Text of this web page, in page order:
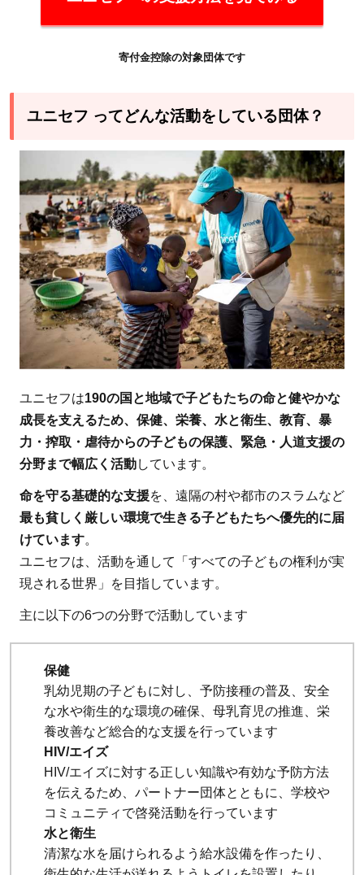
寄付金控除の対象団体です
ユニセフ ってどんな活動をしている団体？
ユニセフは190の国と地域で子どもたちの命と健やかな
成長を支えるため、保健、栄養、水と衛生、教育、暴
力・搾取・虐待からの子どもの保護、緊急・人道支援の
分野まで幅広く活動しています。
命を守る基礎的な支援を、遠隔の村や都市のスラムなど
最も貧しく厳しい環境で生きる子どもたちへ優先的に届
けています。
ユニセフは、活動を通して「すべての子どもの権利が実
現される世界」を目指しています。
主に以下の6つの分野で活動しています
保健
乳幼児期の子どもに対し、予防接種の普及、安全
な水や衛生的な環境の確保、母乳育児の推進、栄
養改善など総合的な支援を行っています
HIV/エイズ
HIV/エイズに対する正しい知識や有効な予防方法
を伝えるため、パートナー団体とともに、学校や
コミュニティで啓発活動を行っています
水と衛生
清潔な水を届けられるよう給水設備を作ったり、